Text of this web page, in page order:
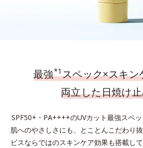
最強*1スペック×スキン
両立した日焼け
SPF50+・PA++++のUVカット最強スペ
肌へのやさしさにも、とことんこだわり抜
ビスならではのスキンケア効果も搭載し